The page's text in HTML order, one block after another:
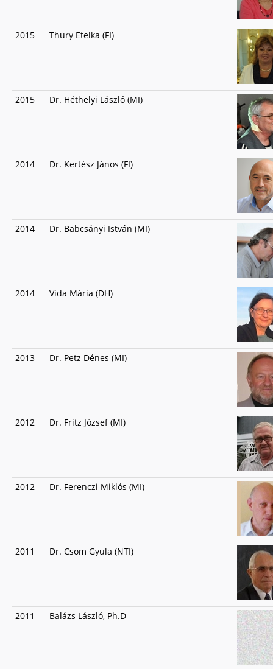
2015 Thury Etelka (FI)
2015 Dr. Héthelyi László (MI)
2014 Dr. Kertész János (FI)
2014 Dr. Babcsányi István (MI)
2014 Vida Mária (DH)
2013 Dr. Petz Dénes (MI)
2012 Dr. Fritz József (MI)
2012 Dr. Ferenczi Miklós (MI)
2011 Dr. Csom Gyula (NTI)
2011 Balázs László, Ph.D